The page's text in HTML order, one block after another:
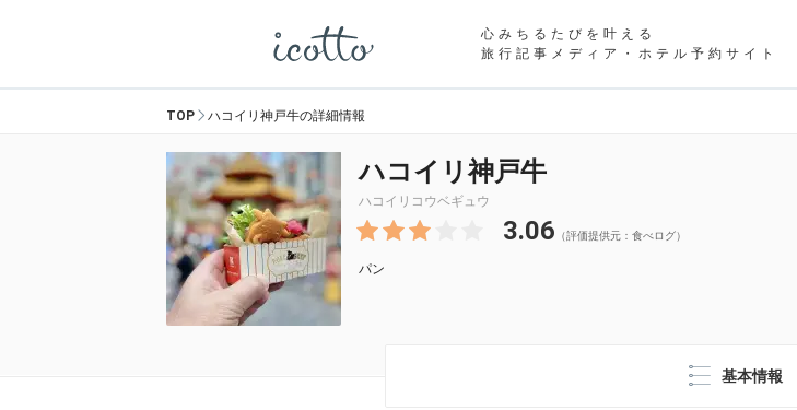
心みちるたびを叶える
旅行記事メディア・ホテル予約サイト
TOP ハコイリ神戸牛の詳細情報
ハコイリ神戸牛
ハコイリコウベギュウ
3.06 （評価提供元：食べログ）
パン
基本情報